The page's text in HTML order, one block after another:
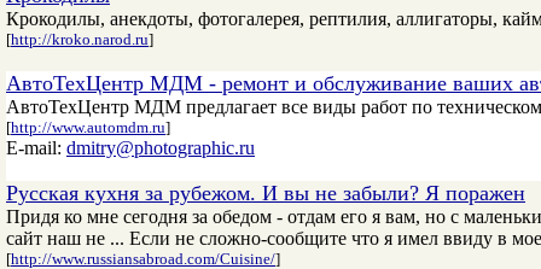
Крокодилы, анекдоты, фотогалерея, рептилия, аллигаторы,
[http://kroko.narod.ru]
АвтоТехЦентр МДМ - ремонт и обслуживание ваших
АвтоТехЦентр МДМ предлагает все виды работ по
[http://www.automdm.ru]
E-mail: dmitry@photographic.ru
Русская кухня за рубежом. И вы не забыли? Я поражен
Придя ко мне сегодня за обедом - отдам его я вам, но с
сайт наш не ... Если не сложно-сообщите что я имел ввиду в
[http://www.russiansabroad.com/Cuisine/]